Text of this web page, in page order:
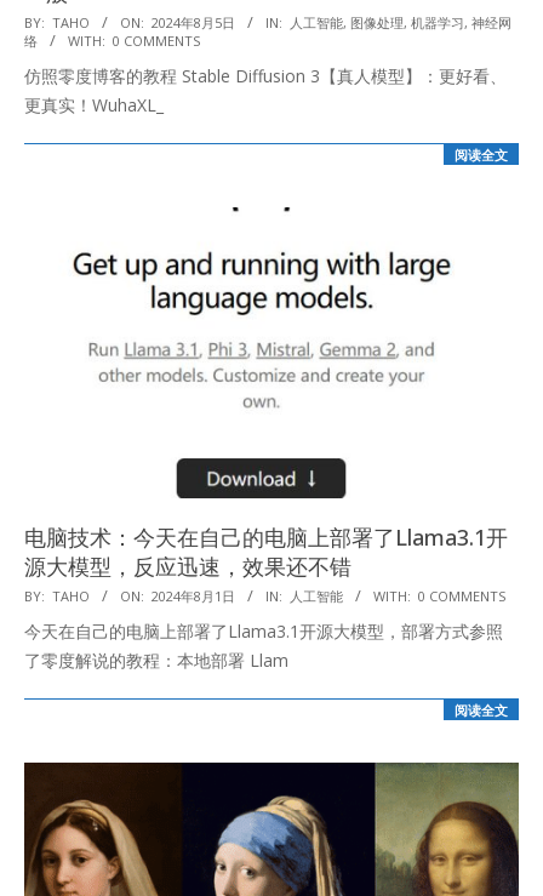
2024-
08-
05
BY: TAHO ON: 2024年8月5日 IN: 人工智能, 图像处理, 机器学习, 神经网
络
WITH: 0 COMMENTS
仿照零度博客的教程 Stable Diffusion 3【真人模型】：更好看、
更真实！WuhaXL_
阅读全文
电脑技术：今天在自己的电脑上部署了Llama3.1开
源大模型，反应迅速，效果还不错
2024-
08-
01
BY: TAHO ON: 2024年8月1日 IN: 人工智能 WITH: 0 COMMENTS
今天在自己的电脑上部署了Llama3.1开源大模型，部署方式参照
了零度解说的教程：本地部署 Llam
阅读全文